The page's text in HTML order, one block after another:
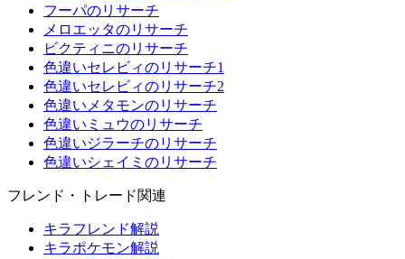
フーパのリサーチ
メロエッタのリサーチ
ビクティニのリサーチ
色違いセレビィのリサーチ1
色違いセレビィのリサーチ2
色違いメタモンのリサーチ
色違いミュウのリサーチ
色違いジラーチのリサーチ
色違いシェイミのリサーチ
フレンド・トレード関連
キラフレンド解説
キラポケモン解説